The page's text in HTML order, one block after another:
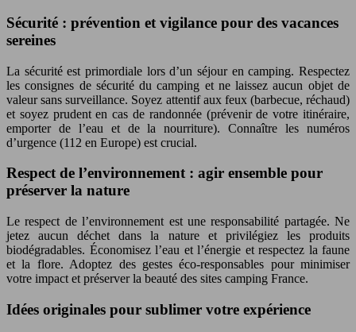
Sécurité : prévention et vigilance pour des vacances
sereines
La sécurité est primordiale lors d’un séjour en camping. Respectez
les consignes de sécurité du camping et ne laissez aucun objet de
valeur sans surveillance. Soyez attentif aux feux (barbecue, réchaud)
et soyez prudent en cas de randonnée (prévenir de votre itinéraire,
emporter de l’eau et de la nourriture). Connaître les numéros
d’urgence (112 en Europe) est crucial.
Respect de l’environnement : agir ensemble pour
préserver la nature
Le respect de l’environnement est une responsabilité partagée. Ne
jetez aucun déchet dans la nature et privilégiez les produits
biodégradables. Économisez l’eau et l’énergie et respectez la faune
et la flore. Adoptez des gestes éco-responsables pour minimiser
votre impact et préserver la beauté des sites camping France.
Idées originales pour sublimer votre expérience